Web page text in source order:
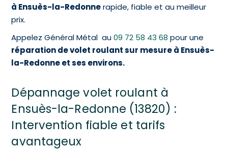
à Ensuès-la-Redonnerapide, fiable et au meilleur
prix.
Appelez Général Métal au09 72 58 43 68 pour une
réparation de volet roulant sur mesure à Ensuès-
la-Redonne et ses environs.
Dépannage volet roulant à
Ensuès-la-Redonne (13820) :
Intervention fiable et tarifs
avantageux